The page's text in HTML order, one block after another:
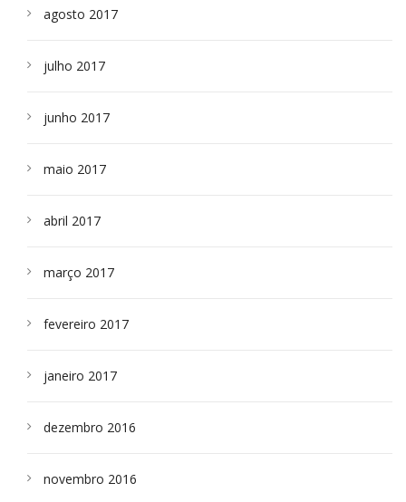
agosto 2017
julho 2017
junho 2017
maio 2017
abril 2017
março 2017
fevereiro 2017
janeiro 2017
dezembro 2016
novembro 2016